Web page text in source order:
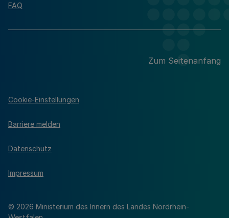
FAQ
Zum Seitenanfang
© 2026 Ministerium des Innern des Landes Nordrhein-
Cookie-Einstellungen
Barriere melden
Datenschutz
Impressum